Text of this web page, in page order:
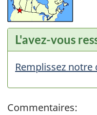
L'avez-vous
Remplissez
Commentaires: